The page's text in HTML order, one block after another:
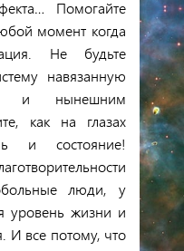
Помогайте
момент когда
Не будьте
навязанную
и нынешним
как на глазах
и состояние!
люди, у
уровень жизни и
И все потому, что